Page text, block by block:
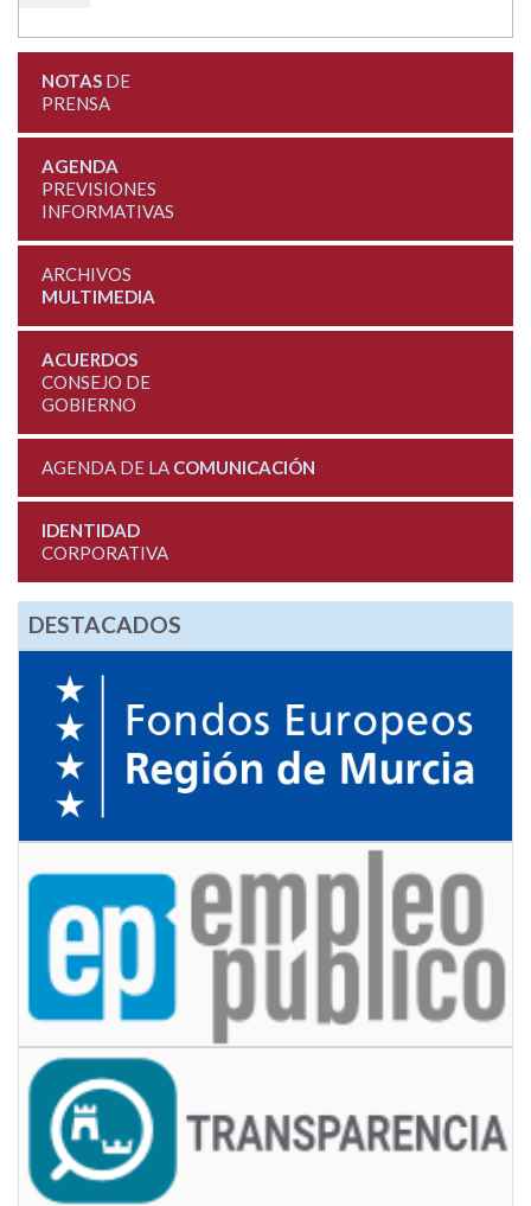
NOTASDE
PRENSA
AGENDA
PREVISIONES
INFORMATIVAS
ARCHIVOS
MULTIMEDIA
ACUERDOS
CONSEJO DE
GOBIERNO
AGENDA DE LA COMUNICACIÓN
IDENTIDAD
CORPORATIVA
DESTACADOS